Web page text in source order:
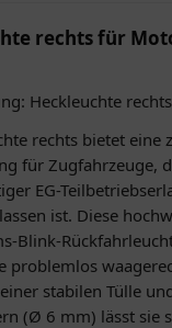
rechts für
Heckleuchte rechts
rechts bietet eine
für Zugfahrzeuge,
EG-
ist. Diese
Blink-
problemlos
stabilen Tülle
(Ø 6 mm) lässt sie